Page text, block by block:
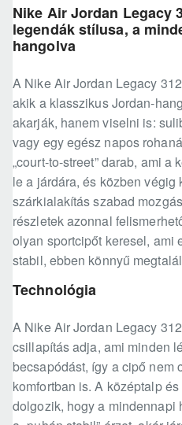
Nike Air Jordan Legacy
legendák stílusa, a
hangolva
A Nike Air Jordan Legacy
akik a klasszikus Jordan-
akarják, hanem viselni is:
vagy egy egész napos
„court-to-street” darab, ami
le a járdára, és közben
szárkialakítás szabad
részletek azonnal
olyan sportcipőt keresel, ami
stabil, ebben könnyű
Technológia
A Nike Air Jordan Legacy
csillapítás adja, ami minden
becsapódást, így a cipő nem
komfortban is. A középtalp
dolgozik, hogy a mindennapi